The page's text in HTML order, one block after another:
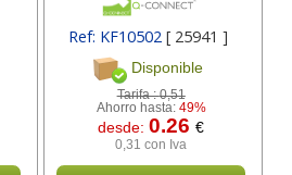
Ref: KF10502 [ 25941 ]
Disponible
Tarifa :0,51
Ahorro hasta: 49%
desde:0.26€
0,31 con Iva